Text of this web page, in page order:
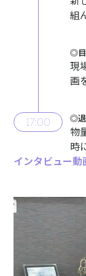
組
◎⽬
現
画
17:00 ◎
物
時
インタビュー動